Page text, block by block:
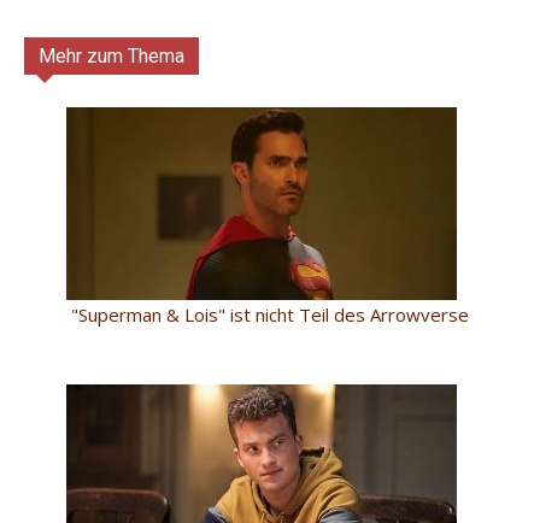
Mehr zum Thema
"Superman & Lois" ist nicht Teil des Arrowverse